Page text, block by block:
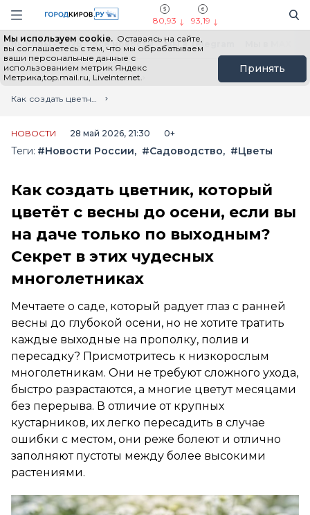
Навигация сайта
80,93 93,19
Мы используем cookie. Оставаясь на сайте,
вы соглашаетесь с тем, что мы обрабатываем
ваши персональные данные с
использованием метрик Яндекс
Метрика,top.mail.ru, LiveInternet.
Принять
Выборы - 2026 Все новости Мы в Telegram
Главная
Лента новостей
Как создать цветник, который цветёт с весны до осени, если вы на даче только по выходным? Секрет в этих чудесных многолетниках
НОВОСТИ 28 май 2026, 21:30 0+
Теги: #Новости России #Садоводство #Цветы
Как создать цветник, который
цветёт с весны до осени, если вы
на даче только по выходным?
Секрет в этих чудесных
многолетниках
Мечтаете о саде, который радует глаз с ранней
весны до глубокой осени, но не хотите тратить
каждые выходные на прополку, полив и
пересадку? Присмотритесь к низкорослым
многолетникам. Они не требуют сложного ухода,
быстро разрастаются, а многие цветут месяцами
без перерыва. В отличие от крупных
кустарников, их легко пересадить в случае
ошибки с местом, они реже болеют и отлично
заполняют пустоты между более высокими
растениями.